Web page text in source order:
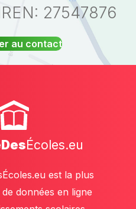
27547876
au contact
Écoles.eu
est la plus
données en ligne